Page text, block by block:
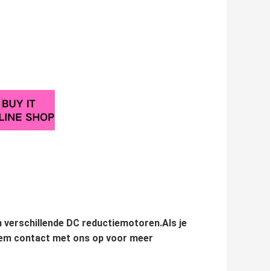
DC reductiemotoren.Als je
contact met ons op voor meer